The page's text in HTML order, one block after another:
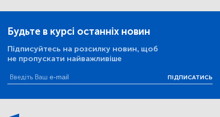
Будьте в курсі останніх новин
Підписуйтесь на розсилку новин, щоб
не пропускати найважливіше
ПІДПИСАТИСЬ